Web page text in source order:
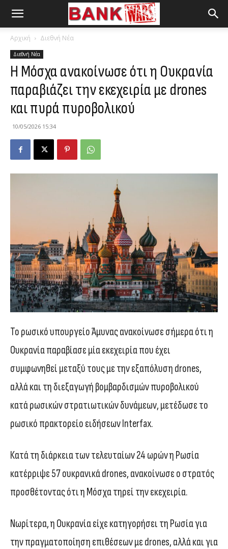
Αρχική Διεθνή Νέα
Διεθνή Νέα
Η Μόσχα ανακοίνωσε ότι η Ουκρανία
παραβιάζει την εκεχειρία με drones
και πυρά πυροβολικού
10/05/2026 15:34
Το ρωσικό υπουργείο Άμυνας ανακοίνωσε σήμερα ότι η
Ουκρανία παραβίασε μία εκεχειρία που έχει
συμφωνηθεί μεταξύ τους με την εξαπόλυση drones,
αλλά και τη διεξαγωγή βομβαρδισμών πυροβολικού
κατά ρωσικών στρατιωτικών δυνάμεων, μετέδωσε το
ρωσικό πρακτορείο ειδήσεων Interfax.
Κατά τη διάρκεια των τελευταίων 24 ωρών η Ρωσία
κατέρριψε 57 ουκρανικά drones, ανακοίνωσε ο στρατός
προσθέτοντας ότι η Μόσχα τηρεί την εκεχειρία.
Νωρίτερα, η Ουκρανία είχε κατηγορήσει τη Ρωσία για
την πραγματοποίηση επιθέσεων με drones, αλλά και για